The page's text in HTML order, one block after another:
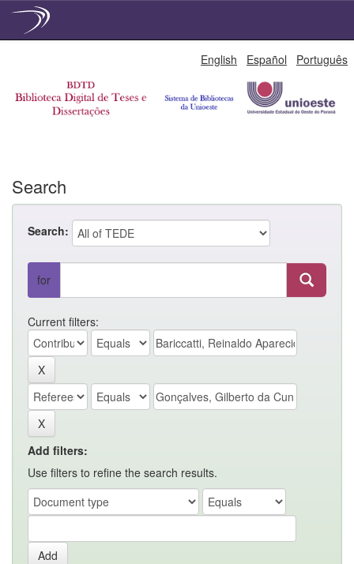
English Español Português
Search
Search:
for
Current filters:
Add filters:
Use filters to refine the search results.